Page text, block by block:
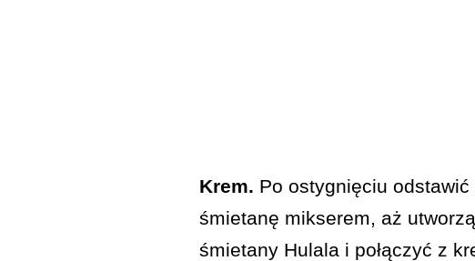
Krem. Po ostygnięciu
śmietanę mikserem, aż
śmietany Hulala i połączyć z